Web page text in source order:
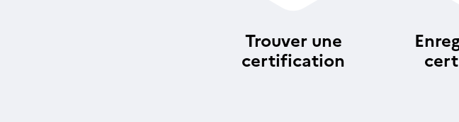
Trouver une
certification